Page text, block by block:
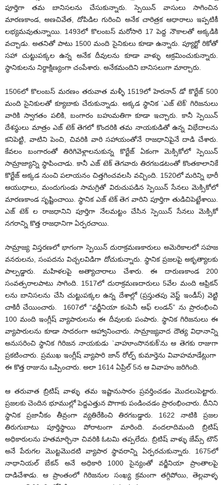
పూర్తిగా తమ బానిసలను చేసుకున్నారు. స్పెయిన్ వాసులు సాగించిన
మారణకాండ, అణచివేత, దోపిడిల గురించి అనేక చారిత్రక ఆధారాలు ఇప్పటికీ
లభ్యమవుతున్నాయి. 1493లో కొలంబస్ మరోసారి 17 పెద్ద నౌకాలతో అక్కడికి
వచ్చాడు. అతనితో పాటు 1500 మంది సైనికులు కూడా ఉన్నారు. ప్యూర్టో రికోతో
సహా చుట్టుపక్కల ఉన్న అనేక దీవులను కూడా వాళ్ళు ఆక్రమించుకున్నారు.
స్థానికులను నిర్దాక్షిణ్యంగా చంపేశారు. అనేకమందిని బానిసలుగా మార్చారు.
1506లో కొలంబస్ మరణం తరువాత మళ్ళీ 1519లో హెరనాన్ డో కొర్టేజ్ 500
మంది సైనికులతో క్యూబాకు చేరుకున్నాడు. అక్కడ స్థానిక `ఎజ్ టెక్’ గిరిజనులు
వారికి స్వాగతం పలికి, బంగారం బహుమతిగా కూడా ఇచ్చారు. కానీ స్పెయిన్
దేశస్థులు మాత్రం ఎజ్ టెక్ తెగలో కొందరికి తమ నాయకుడితో ఉన్న విభేదాలను
కనిపెట్టి, వాటిని పెంచి, చివరికి వారి సహాయంతోనే రాజధానిపైనే దాడి చేశారు.
కేవలం బంగారంతో తిరిగివెళ్లాలనుకున్న కొర్టేజ్ ఏకంగా మెక్సికోలో స్పెయిన్
సామ్రాజ్యాన్ని స్థాపించాడు. కానీ ఎజ్ టెక్ తెగవారు తిరగబడటంతో కొంతకాలానికే
కొర్టేజ్ అక్కడ నుంచి పలాయనం చిత్తగించవలసి వచ్చింది. 1520లో మరిన్ని భారీ
ఆయుధాలు, మందుగుండు సామగ్రితో విరుచుపడిన స్పెయిన్ సేనలు మెక్సికోలో
మారణకాండ సృష్టించాయి. స్థానిక ఎజ్ టెక్ తెగ వారిని పూర్తిగా తుడిచిపెట్టేశాయి.
ఎజ్ టెక్ ల రాజధానిని పూర్తిగా నేలమట్టం చేసిన స్పెయిన్ సేనలు మెక్సికో
నగరాన్ని కొత్త రాజధానిగా ఏర్పరచాయి.
సామ్రాజ్య విస్తరణలో భాగంగా స్పెయిన్ దురాక్రమణకారులు అమెరికాలలో సహజ
వనరులను, సంపదను విచ్చలవిడిగా దోచుకున్నారు. స్థానిక ప్రజలపై అకృత్యాలకు
పాల్పడ్డారు. మహిళలపై అత్యాచారాలు చేశారు. ఈ దారుణకాండ 200
సంవత్సరాలపాటు సాగింది. 1517లో దురాక్రమణదారులు 5వేల మంది ఆఫ్రికన్
లను బానిసలను చేసి చుట్టుపక్కల ఉన్న దేశాల్లో (ప్రస్తుతపు వెస్ట్ ఇండీస్) వెట్టి
చాకిరీ చేయించారు. 1607లో “వర్జీనియా కంపెనీ ఆఫ్ లండన్” ను ప్రారంభించి
100 మంది ఇంగ్లీష్ వ్యాపారులను ఈ దీవులకు పంపారు. స్థానిక గిరిజనులు ఈ
వ్యాపారులను కూడా సాదరంగా ఆహ్వానించారు. సామ్రాజ్యవాద దౌత్య విధానాన్ని
అనుసరించి స్థానిక గిరిజన నాయకుడు `వాహూంసొనకుక్’ను ఆ తెగకు రాజుగా
ప్రకటించారు. ప్రముఖ ఇంగ్లీష్ వ్యాపారి జాన్ రోల్ఫ్ కుమార్తెను వివాహమాడేట్లుగా
ఈ కొత్త రాజును ఒప్పించారు. అలా 1614 ఏప్రిల్ 5న ఆ వివాహం జరిగింది.
ఆ తరువాత బ్రిటిష్ వాళ్ళు తమ ఇష్టానుసారం ప్రవర్తించడం మొదలుపెట్టారు.
ప్రజలకు చెందిన భూముల్లో పెద్దఎత్తున పొగాకు పండించడం ప్రారంభించారు. దీనిని
స్థానిక ప్రజానీకం తీవ్రంగా వ్యతిరేకించి తిరగబడ్డారు. 1622 నాటికి ప్రజల
తిరుగుబాటు పూర్తిస్థాయి పోరాటంగా మారింది. వందలాదిమంది బ్రిటిష్
అధికారులను హతమార్చినా చివరికి ఓటమి తప్పలేదు. బ్రిటిష్ వాళ్ళు జేమ్స్ టౌన్
అనే పేరుగల మొట్టమొదటి వ్యాపార స్థావరాన్ని ఏర్పరచుకున్నారు. 1675లో
నాథానియల్ బేకన్ అనే అధికారి 1000 సైన్యంతో వర్జీనియా ప్రాంతాలపై
దాడిచేశాడు. ఆ ప్రాంతంలో గిరిజనుల సంఖ్య క్రమంగా తగ్గిపోయి, తెల్లవాళ్ళ